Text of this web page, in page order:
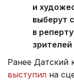
и
выберут
в
Ранее Датский
выступил на